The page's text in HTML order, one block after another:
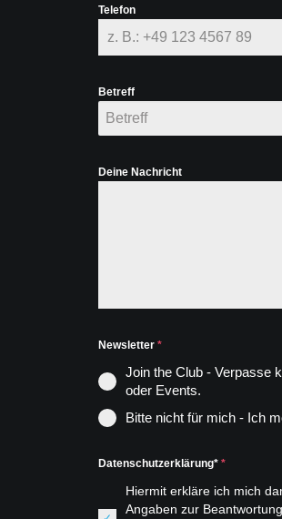
Telefon
Betreff
Betreff
Deine Nachricht
Newsletter *
Join the Club - Verpasse
oder Events.
Bitte nicht für mich - Ich
Datenschutzerklärung* *
Hiermit erkläre ich mich
Angaben zur